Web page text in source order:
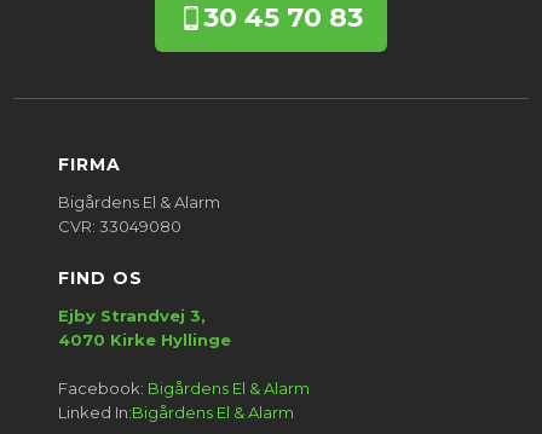
30 45 70 83
FIRMA​
Bigårdens El & Alarm
​CVR: 33049080
FIND OS
Ejby Strandvej 3,
​4070 Kirke Hyllinge​
Facebook: Bigårdens El & Alarm
Linked In:Bigårdens El & Alarm